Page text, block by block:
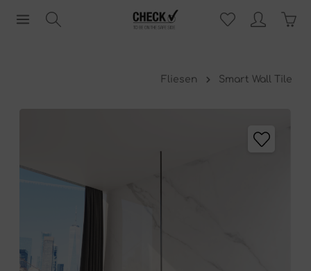
Fliesen Smart Wall Tile